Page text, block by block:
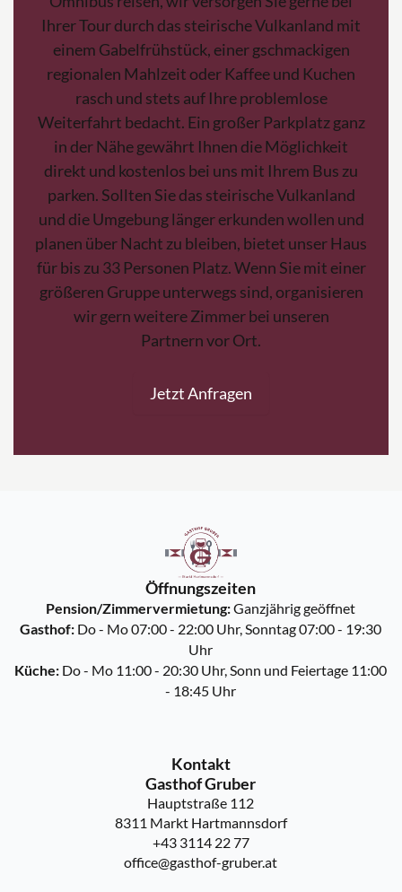
Ihrer Tour durch das steirische Vulkanland mit
einem Gabelfrühstück, einer gschmackigen
regionalen Mahlzeit oder Kaffee und Kuchen
rasch und stets auf Ihre problemlose
Weiterfahrt bedacht. Ein großer Parkplatz ganz
in der Nähe gewährt Ihnen die Möglichkeit
direkt und kostenlos bei uns mit Ihrem Bus zu
parken. Sollten Sie das steirische Vulkanland
und die Umgebung länger erkunden wollen und
planen über Nacht zu bleiben, bietet unser Haus
für bis zu 33 Personen Platz. Wenn Sie mit einer
größeren Gruppe unterwegs sind, organisieren
wir gern weitere Zimmer bei unseren
Partnern vor Ort.
Jetzt Anfragen
Öffnungszeiten
Pension/Zimmervermietung:Ganzjährig geöffnet
Gasthof: Do - Mo 07:00 - 22:00 Uhr, Sonntag 07:00 - 19:30
Uhr
Küche: Do - Mo 11:00 - 20:30 Uhr, Sonn und Feiertage 11:00
- 18:45 Uhr
Kontakt
Gasthof Gruber
Hauptstraße 112
8311 Markt Hartmannsdorf
+43 3114 22 77
office@gasthof-gruber.at